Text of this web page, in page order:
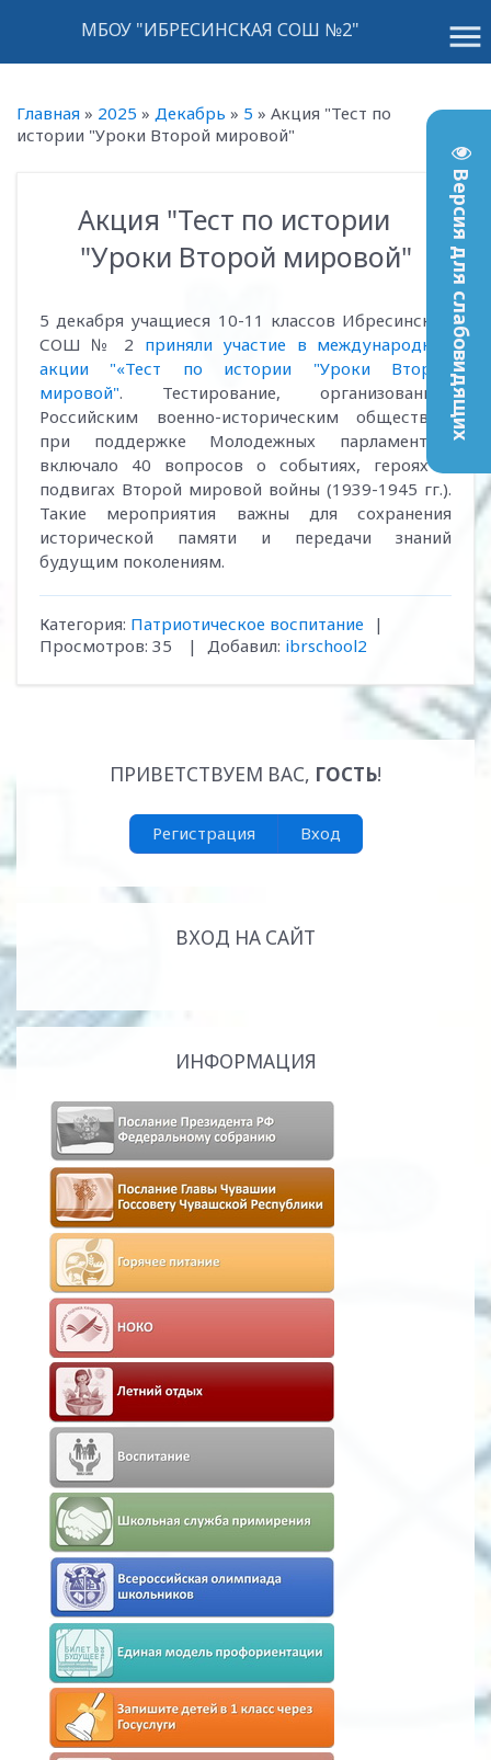
Версия для слабовидящих
menu
МБОУ "ИБРЕСИНСКАЯ СОШ №2"
Главная » 2025 » Декабрь » 5 » Акция "Тест по
истории "Уроки Второй мировой"
Акция "Тест по истории
"Уроки Второй мировой"
5 декабря учащиеся 10-11 классов Ибресинской
СОШ № 2 приняли участие в международной
акции "«Тест по истории "Уроки Второй
мировой". Тестирование, организованное
Российским военно-историческим обществом
при поддержке Молодежных парламентов,
включало 40 вопросов о событиях, героях и
подвигах Второй мировой войны (1939-1945 гг.).
Такие мероприятия важны для сохранения
исторической памяти и передачи знаний
будущим поколениям.
Категория: Патриотическое воспитание
|
Просмотров: 35 | Добавил: ibrschool2
ПРИВЕТСТВУЕМ ВАС, ГОСТЬ!
Регистрация Вход
ВХОД НА САЙТ
ИНФОРМАЦИЯ